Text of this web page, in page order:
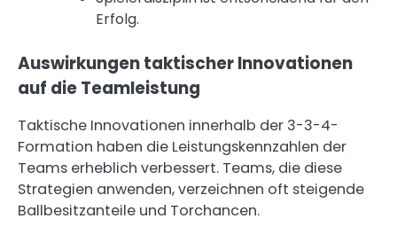
Erfolg.
Auswirkungen taktischer Innovationen
auf die Teamleistung
Taktische Innovationen innerhalb der 3-3-4-
Formation haben die Leistungskennzahlen der
Teams erheblich verbessert. Teams, die diese
Strategien anwenden, verzeichnen oft steigende
Ballbesitzanteile und Torchancen.